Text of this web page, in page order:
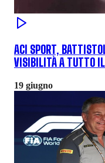
ACI SPORT,
VISIBILITÀ A TUTTO
19 giugno